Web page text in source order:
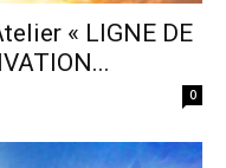
« LIGNE DE
0